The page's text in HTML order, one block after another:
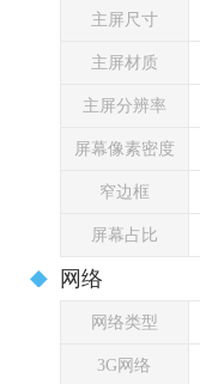
主屏尺寸
主屏材质
主屏分辨率
屏幕像素密度
窄边框
屏幕占比
网络
网络类型
3G网络